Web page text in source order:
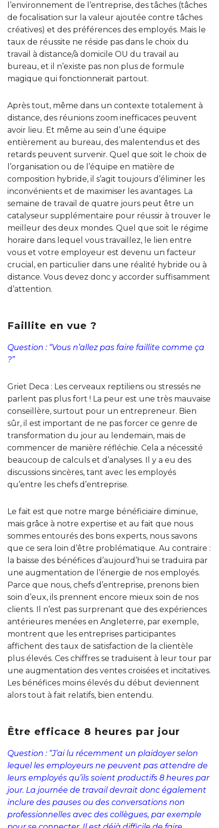
l’environnement de l’entreprise, des tâches (tâches
de focalisation sur la valeur ajoutée contre tâches
créatives) et des préférences des employés. Mais le
taux de réussite ne réside pas dans le choix du
travail à distance/à domicile OU du travail au
bureau, et il n’existe pas non plus de formule
magique qui fonctionnerait partout.
Après tout, même dans un contexte totalement à
distance, des réunions zoom inefficaces peuvent
avoir lieu. Et même au sein d’une équipe
entièrement au bureau, des malentendus et des
retards peuvent survenir. Quel que soit le choix de
l’organisation ou de l’équipe en matière de
composition hybride, il s’agit toujours d’éliminer les
inconvénients et de maximiser les avantages. La
semaine de travail de quatre jours peut être un
catalyseur supplémentaire pour réussir à trouver le
meilleur des deux mondes. Quel que soit le régime
horaire dans lequel vous travaillez, le lien entre
vous et votre employeur est devenu un facteur
crucial, en particulier dans une réalité hybride ou à
distance. Vous devez donc y accorder suffisamment
d’attention.
Faillite en vue ?
Question : “Vous n’allez pas faire faillite comme ça
?”
Griet Deca : Les cerveaux reptiliens ou stressés ne
parlent pas plus fort ! La peur est une très mauvaise
conseillère, surtout pour un entrepreneur. Bien
sûr, il est important de ne pas forcer ce genre de
transformation du jour au lendemain, mais de
commencer de manière réfléchie. Cela a nécessité
beaucoup de calculs et d’analyses. Il y a eu des
discussions sincères, tant avec les employés
qu’entre les chefs d’entreprise.
Le fait est que notre marge bénéficiaire diminue,
mais grâce à notre expertise et au fait que nous
sommes entourés des bons experts, nous savons
que ce sera loin d’être problématique. Au contraire :
la baisse des bénéfices d’aujourd’hui se traduira par
une augmentation de l’énergie de nos employés.
Parce que nous, chefs d’entreprise, prenons bien
soin d’eux, ils prennent encore mieux soin de nos
clients. Il n’est pas surprenant que des expériences
antérieures menées en Angleterre, par exemple,
montrent que les entreprises participantes
affichent des taux de satisfaction de la clientèle
plus élevés. Ces chiffres se traduisent à leur tour par
une augmentation des ventes croisées et incitatives.
Les bénéfices moins élevés du début deviennent
alors tout à fait relatifs, bien entendu.
Être efficace 8 heures par jour
Question : “J’ai lu récemment un plaidoyer selon
lequel les employeurs ne peuvent pas attendre de
leurs employés qu’ils soient productifs 8 heures par
jour. La journée de travail devrait donc également
inclure des pauses ou des conversations non
professionnelles avec des collègues, par exemple